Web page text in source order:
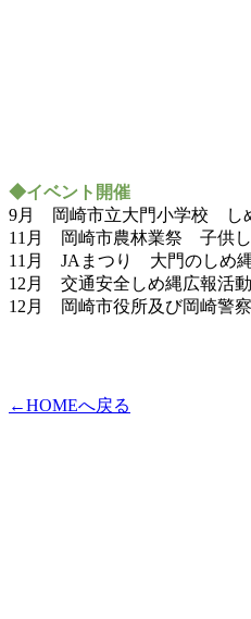
◆イベント開催
9月 岡崎市立大門小学校 し
11月 岡崎市農林業祭 子供し
11月 JAまつり 大門のしめ縄
12月 交通安全しめ縄広報活
12月 岡崎市役所及び岡崎警
←HOMEへ戻る